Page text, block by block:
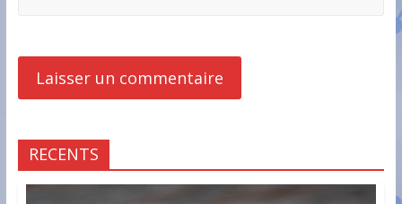
RECENTS